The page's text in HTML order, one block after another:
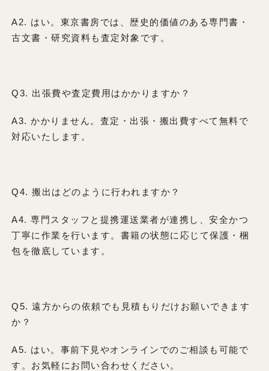
A2. はい。東京書房では、歴史的価値のある専門書・
古文書・研究資料も査定対象です。
Q3. 出張費や査定費用はかかりますか？
A3. かかりません。査定・出張・搬出費すべて無料で
対応いたします。
Q4. 搬出はどのように行われますか？
A4. 専門スタッフと提携運送業者が連携し、安全かつ
丁寧に作業を行います。書籍の状態に応じて保護・梱
包を徹底しています。
Q5. 遠方からの依頼でも見積もりだけお願いできます
か？
A5. はい。事前下見やオンラインでのご相談も可能で
す。お気軽にお問い合わせください。